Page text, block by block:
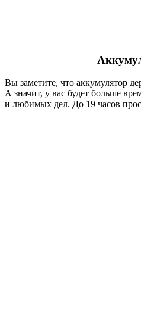
Вы заметите, что аккумулятор
А значит, у вас будет больше
и любимых дел. До 19 часов